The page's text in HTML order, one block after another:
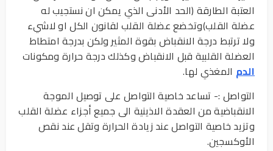
العتبة الطارقة (الحد الأدنى الذي يمكن ان نستجيب له
عضلة القلب)وتخضع عضلة القلب لقانون الكل او لاشيء
ولا ترتبط درجة الانقباض بقوة المثير ولكن بدرجة امتطاط
العضلة القلبية قبل الانقباض وكذلك درجة حرارة ومكونات
الدم المغذي لها.
التواصل :- تساعد خاصية التواصل على توصيل الموجة
الانقباضية من العقدة الاذينية الى جميع أجزاء عضلة القلب
وتزيد خاصية التواصل عند زيادة الحرارة وتقل عند نقص
الأوكسجين.